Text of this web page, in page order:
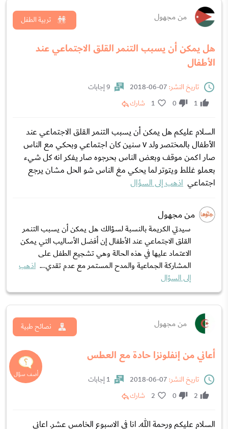
من مجهول
هل يمكن أن يسبب التنمر القلق الاجتماعي عند
الأطفال
تربية الطفل
تاريخ النشر:
9 إجابات
1
0
1 شارك
السلام عليكم هل يمكن أن يسبب التنمر القلق الاجتماعي عند
الأطفال بالمختصر ولد ٧ سنين كان اجتماعي وبحكي مع الناس
صار اكمن موقف وبعض الناس بحرجوه صار يفكر انه كل شيء
بعملو غللط ويتوتر لما يحكي مغ الناس شو الحل مشان يرجع
اجتماعي اذهب إلى السؤال
من مجهول
سيدتي الكريمة بالنسبة لسؤالك هل يمكن أن يسبب التنمر
القلق الاجتماعي عند الأطفال إن أفضل الأساليب التي يمكن
الاعتماد عليها في هذه الحالة وهي تشجيع الطفل على
المشاركة الجماعية والمدح المستمر مع عدم تقدي... اذهب
إلى السؤال
من مجهول
أعاني من إنفلونزا حادة مع العطس
نصائح طبية
تاريخ النشر:
1 إجابات
2
0
2 شارك
السلام عليكم ورحمة الله. انا في الاسبوع الخامس عشر. اعاني